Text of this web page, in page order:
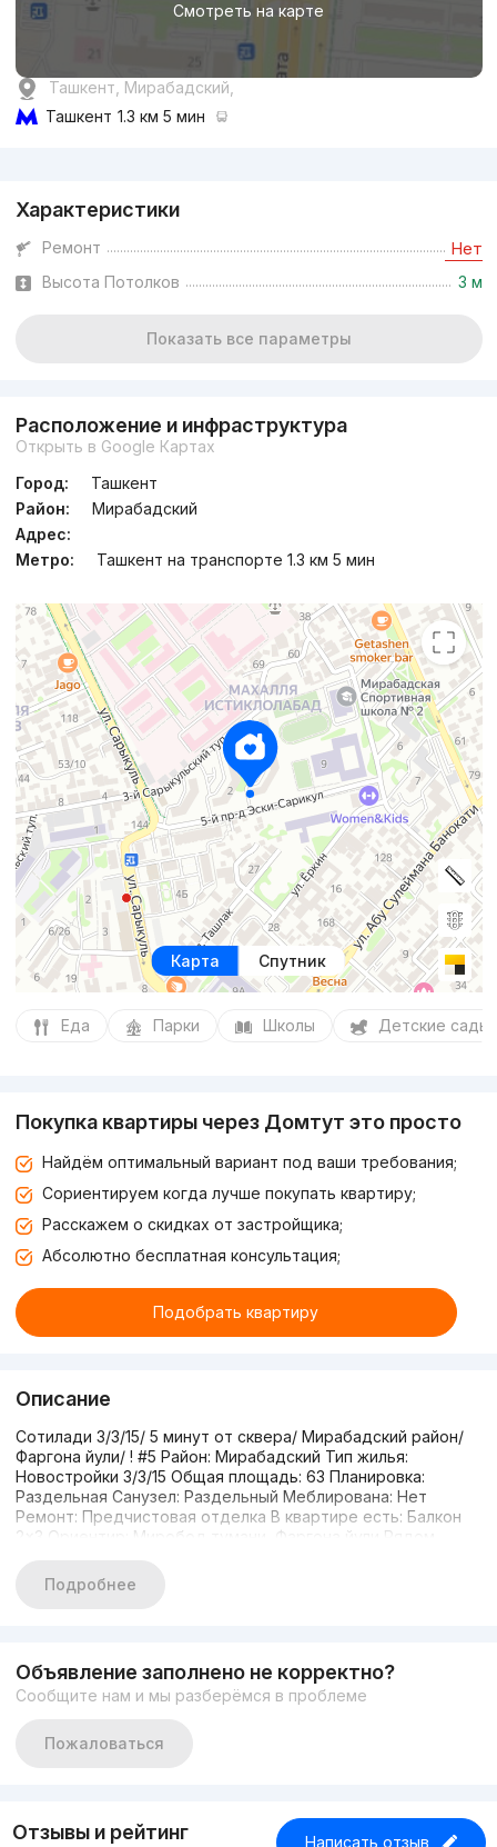
Смотреть на карте
Ташкент, Мирабадский,
Ташкент 1.3 км 5 мин
Характеристики
Ремонт Нет
Высота Потолков 3 м
Показать все параметры
Расположение и инфраструктура
Открыть в Google Картах
Город:
Ташкент
Район:
Мирабадский
Адрес:
Метро:
Ташкент на транспорте 1.3 км 5 мин
Карта Спутник
Еда Парки Школы Детские сады
Покупка квартиры через Домтут это просто
Найдём оптимальный вариант под ваши требования;
Сориентируем когда лучше покупать квартиру;
Расскажем о скидках от застройщика;
Абсолютно бесплатная консультация;
Подобрать квартиру
Описание
Сотилади 3/3/15/ 5 минут от сквера/ Мирабадский район/
Фаргона йули/ ! #5 Район: Мирабадский Тип жилья:
Новостройки 3/3/15 Общая площадь: 63 Планировка:
Раздельная Санузел: Раздельный Меблирована: Нет
Ремонт: Предчистовая отделка В квартире есть: Балкон
2×3 Ориентир: Миробод тумани, Фаргона йули Рядом
непосредственной близости к торгово-развлекательному
комплексу Альфраганус. В 5 минут от сквера Георгий 99
Подробнее
Объявление заполнено не корректно?
Сообщите нам и мы разберёмся в проблеме
Пожаловаться
Отзывы и рейтинг Написать отзыв